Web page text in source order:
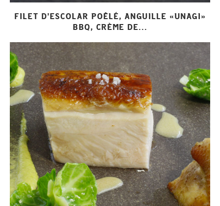
FILET D’ESCOLAR POÊLÉ, ANGUILLE «UNAGI»
BBQ, CRÈME DE...